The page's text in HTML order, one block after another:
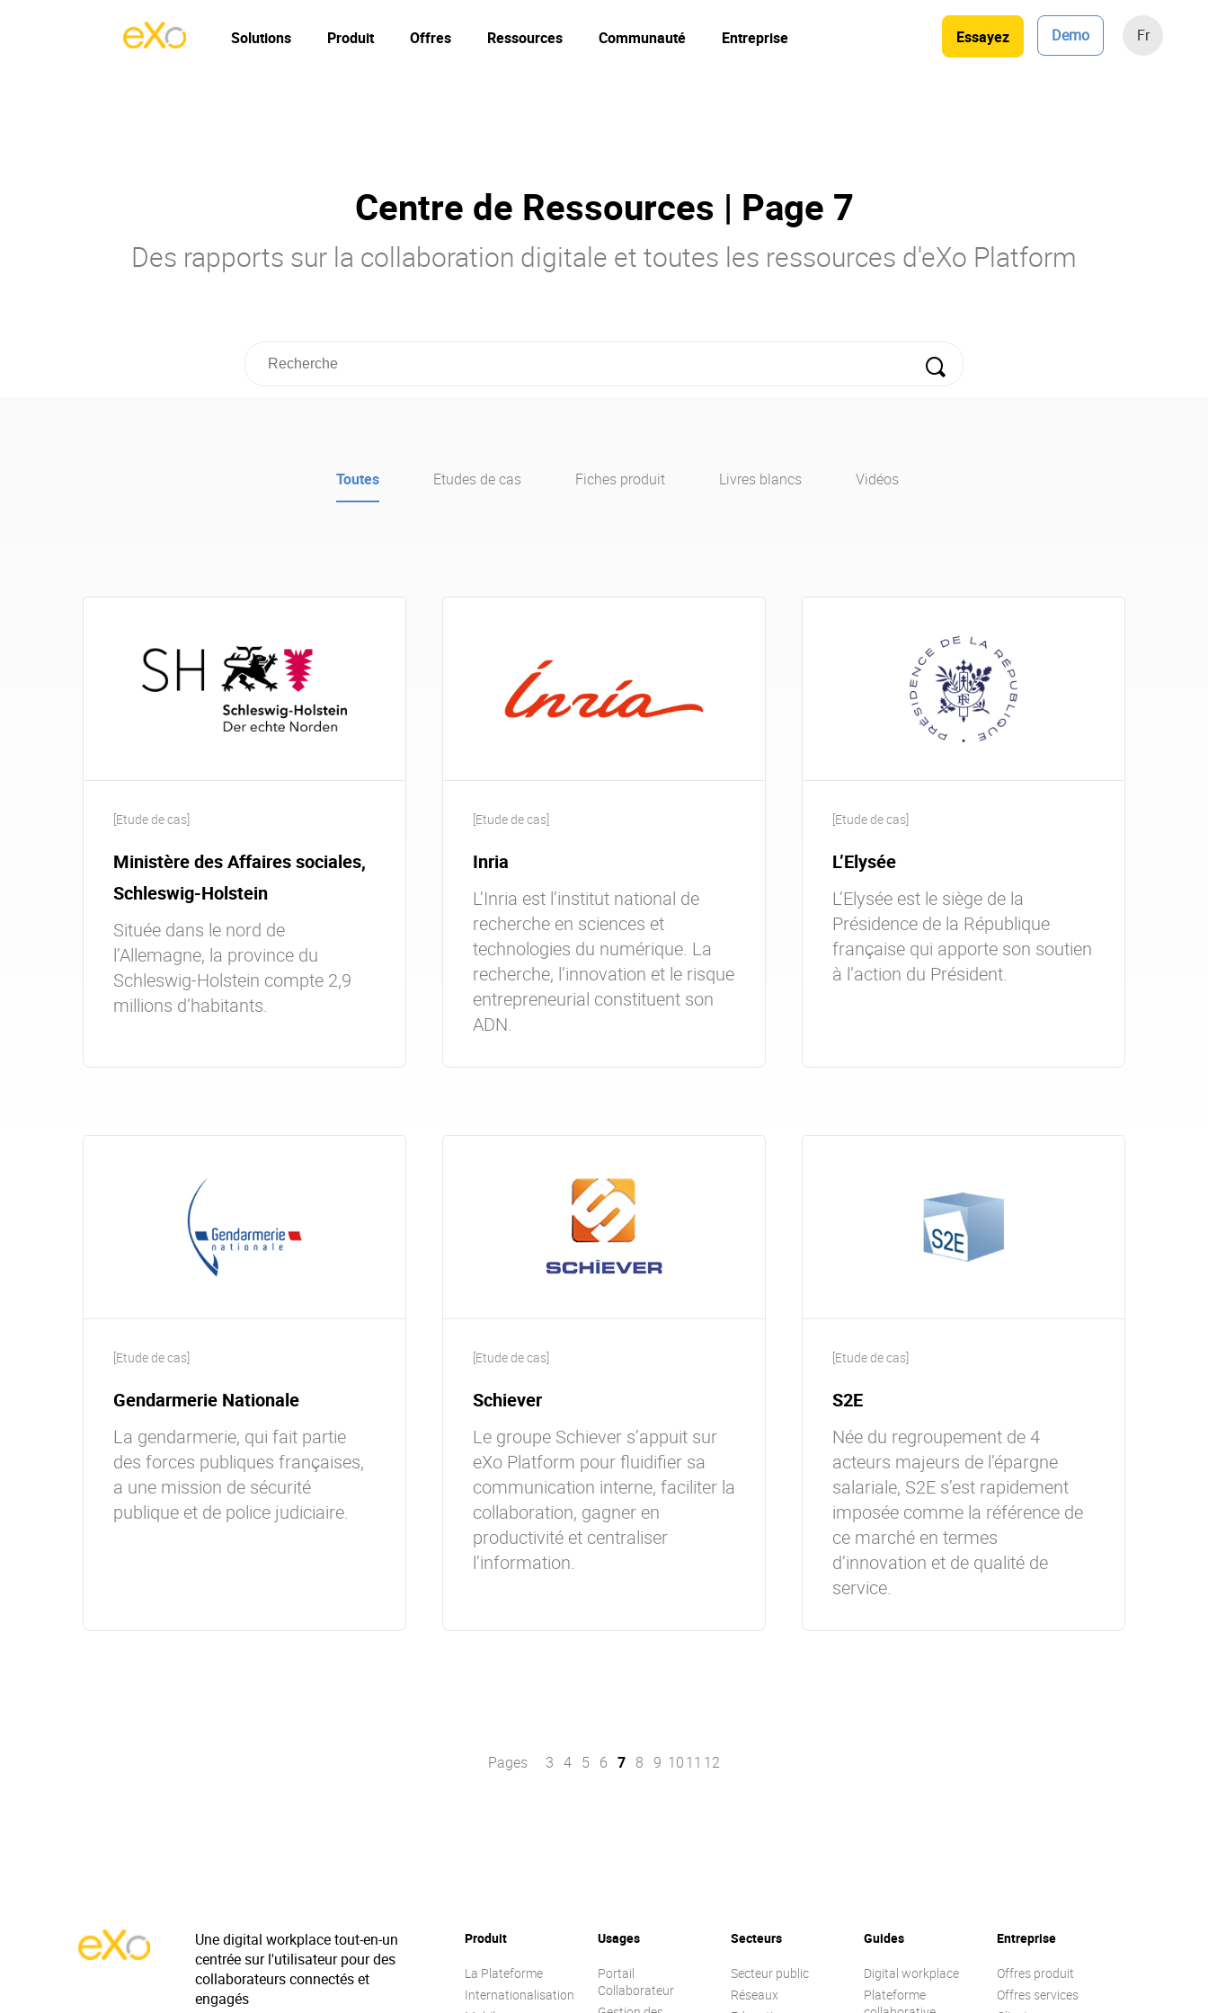
Essayez Demo Fr
Solutions Produit Offres Ressources Communauté Entreprise
Centre de Ressources | Page 7
Des rapports sur la collaboration digitale et toutes les ressources d'eXo Platform
Toutes Etudes de cas Fiches produit Livres blancs Vidéos
[Etude de cas]
Ministère des Affaires sociales,
Schleswig-Holstein
Située dans le nord de
l’Allemagne, la province du
Schleswig-Holstein compte 2,9
millions d’habitants.
[Etude de cas]
Inria
L’Inria est l’institut national de
recherche en sciences et
technologies du numérique. La
recherche, l’innovation et le risque
entrepreneurial constituent son
ADN.
[Etude de cas]
L’Elysée
L’Elysée est le siège de la
Présidence de la République
française qui apporte son soutien
à l’action du Président.
[Etude de cas]
Gendarmerie Nationale
La gendarmerie, qui fait partie
des forces publiques françaises,
a une mission de sécurité
publique et de police judiciaire.
[Etude de cas]
Schiever
Le groupe Schiever s’appuit sur
eXo Platform pour fluidifier sa
communication interne, faciliter la
collaboration, gagner en
productivité et centraliser
l’information.
[Etude de cas]
S2E
Née du regroupement de 4
acteurs majeurs de l’épargne
salariale, S2E s’est rapidement
imposée comme la référence de
ce marché en termes
d’innovation et de qualité de
service.
Pages 3 4 5 6 7 8 9 1011 12
Une digital workplace tout-en-un
centrée sur l'utilisateur pour des
collaborateurs connectés et
engagés
Produit
La Plateforme
Internationalisation
Usages
Portail
Collaborateur
Secteurs
Secteur public
Réseaux
Guides
Digital workplace
Plateforme
Entreprise
Offres produit
Offres services